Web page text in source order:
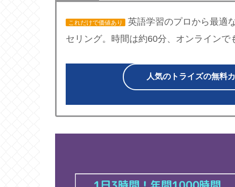
これだけで価値あり
英語学習のプロから最適
セリング。時間は約60分、オンラインで
人気のトライズの無料